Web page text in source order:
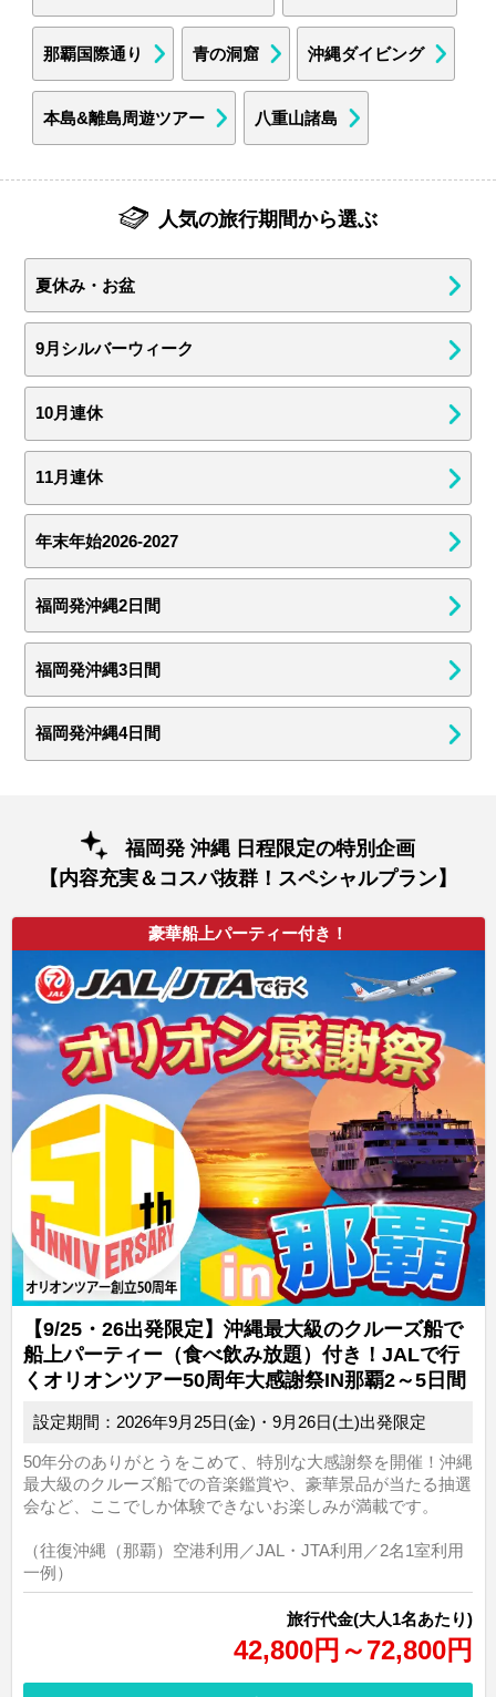
那覇国際通り 青の洞窟 沖縄ダイビング
本島&離島周遊ツアー 八重山諸島
人気の旅行期間から選ぶ
夏休み・お盆
9月シルバーウィーク
10月連休
11月連休
年末年始2026-2027
福岡発沖縄2日間
福岡発沖縄3日間
福岡発沖縄4日間
福岡発 沖縄 日程限定の特別企画
【内容充実＆コスパ抜群！スペシャルプラン】
豪華船上パーティー付き！
【9/25・26出発限定】沖縄最大級のクルーズ船で
船上パーティー（食べ飲み放題）付き！JALで行
くオリオンツアー50周年大感謝祭IN那覇2～5日間
設定期間：2026年9月25日(金)・9月26日(土)出発限定
50年分のありがとうをこめて、特別な大感謝祭を開催！沖縄
最大級のクルーズ船での音楽鑑賞や、豪華景品が当たる抽選
会など、ここでしか体験できないお楽しみが満載です。
（往復沖縄（那覇）空港利用／JAL・JTA利用／2名1室利用
一例）
旅行代金(大人1名あたり)
42,800円～72,800円